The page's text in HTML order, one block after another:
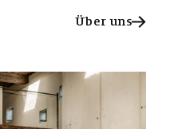
Über uns